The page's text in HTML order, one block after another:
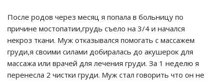
После родов через месяц я попала в больницу по
причине мостопатии,грудь съело на 3/4 и начался
некроз ткани. Муж отказывался помогать с массажем
груди,я своими силами добиралась до акушерок для
массажа или врачей для лечения груди. За 1 неделю я
перенесла 2 чистки груди. Муж стал говорить что он не